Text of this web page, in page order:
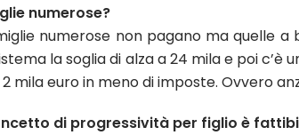
numerose?
numerose non pagano ma quelle
la soglia di alza a 24 mila e poi
mila euro in meno di imposte. Ovvero
di progressività per figlio è